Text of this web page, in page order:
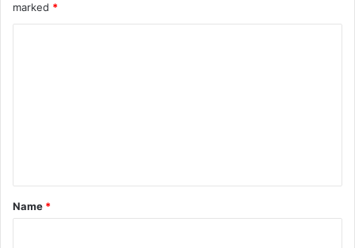
marked *
*
Name *